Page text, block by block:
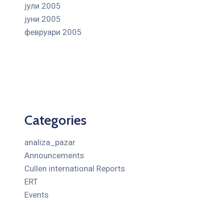
јули 2005
јуни 2005
февруари 2005
Categories
analiza_pazar
Announcements
Cullen international Reports
ERT
Events